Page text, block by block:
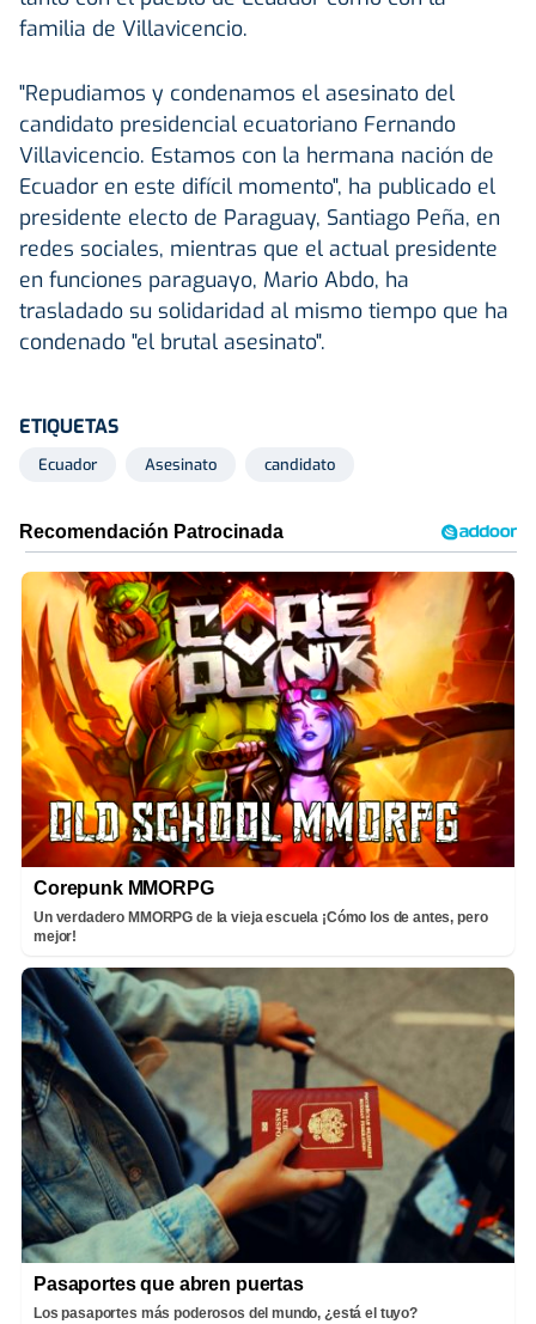
familia de Villavicencio.
"Repudiamos y condenamos el asesinato del
candidato presidencial ecuatoriano Fernando
Villavicencio. Estamos con la hermana nación de
Ecuador en este difícil momento", ha publicado el
presidente electo de Paraguay, Santiago Peña, en
redes sociales, mientras que el actual presidente
en funciones paraguayo, Mario Abdo, ha
trasladado su solidaridad al mismo tiempo que ha
condenado "el brutal asesinato".
ETIQUETAS
Ecuador Asesinato candidato
Corepunk MMORPG
Un verdadero MMORPG de la vieja escuela ¡Cómo los de antes, pero
mejor!
Pasaportes que abren puertas
Los pasaportes más poderosos del mundo, ¿está el tuyo?